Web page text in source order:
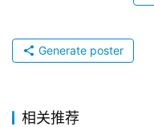
Generate poster
相关推荐